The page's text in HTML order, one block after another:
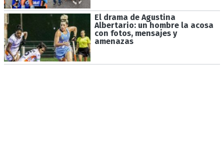
El drama de Agustina
Albertario: un hombre la acosa
con fotos, mensajes y
amenazas